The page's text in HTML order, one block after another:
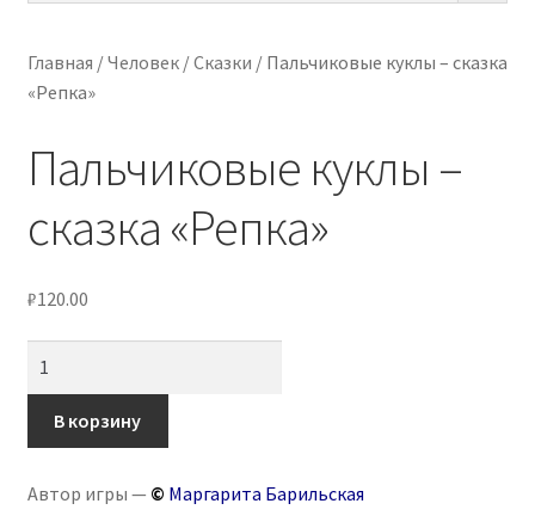
МЕТОДИКИ
АРТ СТУДИЯ
ИГРЫ НА ЛИПУЧКАХ
КОНТАКТЫ
Главная /Человек/Сказки / Пальчиковые куклы – сказка
«Репка»
Пальчиковые куклы –
сказка «Репка»
₽120.00
Пальчиковые
куклы
сказка
В корзину
Автор игры — © Маргарита Барильская